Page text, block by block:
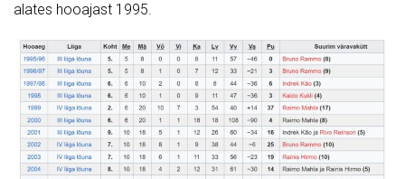
alates hooajast 1995.